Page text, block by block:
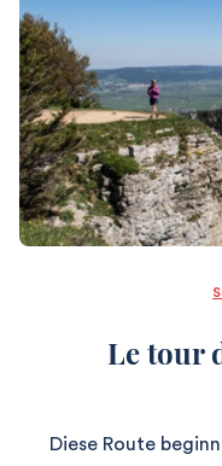
Le tour
Diese Route